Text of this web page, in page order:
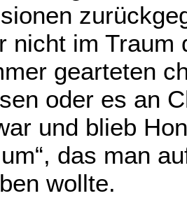
nicht im Traum
gearteten
oder es an
und blieb
das man
wollte.